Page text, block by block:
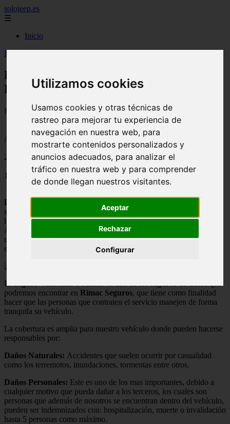
Utilizamos cookies
Usamos cookies y otras técnicas de
rastreo para mejorar tu experiencia de
navegación en nuestra web, para
mostrarte contenidos personalizados y
anuncios adecuados, para analizar el
tráfico en nuestra web y para comprender
de donde llegan nuestros visitantes.
Aceptar
Rechazar
Configurar
solojeep.es
☰
Inicio
Inicio
Rimac Seguros, Seguro Vehicular
Premier
📅 18/08/2025
Aseguradoras
2011-11-03
1673
Rimac Seguros
se puede confiar con solo mirar tal respaldo que lleva de
las
reaseguradoras mas importantes en el mundode procedencia
Alemana hasta de origen suizo, formando parte del
una de las sociedades mas solidas en el país que a su vez invierten
en otros sectores como la hotelería o la minería.
El
podremos encontrar en Rimac Seguros, que tiene como finalidad
hacer que las personas que contraten el servicio manejen de forma
tranquila su vehículo.
La cobertura es amplia para nuestro vehículo donde pueden hacerse
responsables por:
Daños Naturales: Accidentes que suelen ocurrir por casualidad
como los terremotos, inundaciones, tormentas entre otros.
Daños Personales: Este es uno de los mas importantes, debido a
cualquier motivo que pueda dañar a los terceros, los cuales son
personas que además de nosotros se encuentran dentro del vehículo,
pueden ser indemnizados con: hospitalización, muerte o invalidación
hasta 5 personas como máximo.